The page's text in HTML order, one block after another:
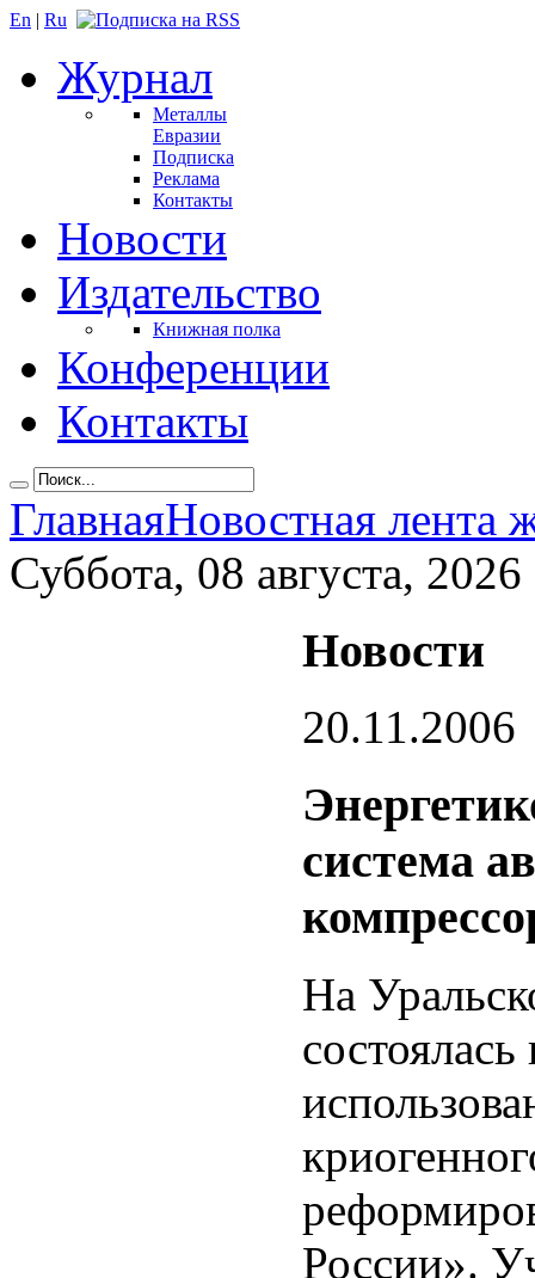
En | Ru
Журнал
Металлы
Евразии
Подписка
Реклама
Контакты
Новости
Издательство
Книжная полка
Конференции
Контакты
ГлавнаяНовостная лента
Суббота, 08 августа, 2026
Новости
20.11.2006
система
На
России».